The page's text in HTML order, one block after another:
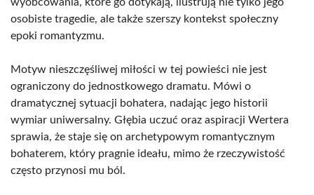
osobiste tragedie, ale także szerszy kontekst społeczny
epoki romantyzmu.
Motyw nieszczęśliwej miłości w tej powieści nie jest
ograniczony do jednostkowego dramatu. Mówi o
dramatycznej sytuacji bohatera, nadając jego historii
wymiar uniwersalny. Głębia uczuć oraz aspiracji Wertera
sprawia, że staje się on archetypowym romantycznym
bohaterem, który pragnie ideału, mimo że rzeczywistość
często przynosi mu ból.